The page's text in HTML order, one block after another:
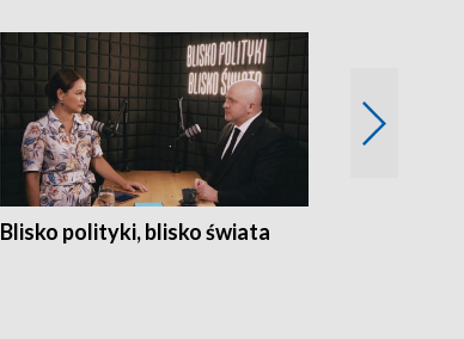
Blisko polityki, blisko świata